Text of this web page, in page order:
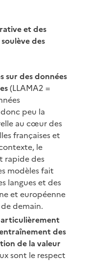
et des
des
sur des données
(LLAMA2 =
peu la
au cœur des
françaises et
le
rapide des
modèles fait
langues et des
et européenne
demain.
des
de la valeur
sont le respect